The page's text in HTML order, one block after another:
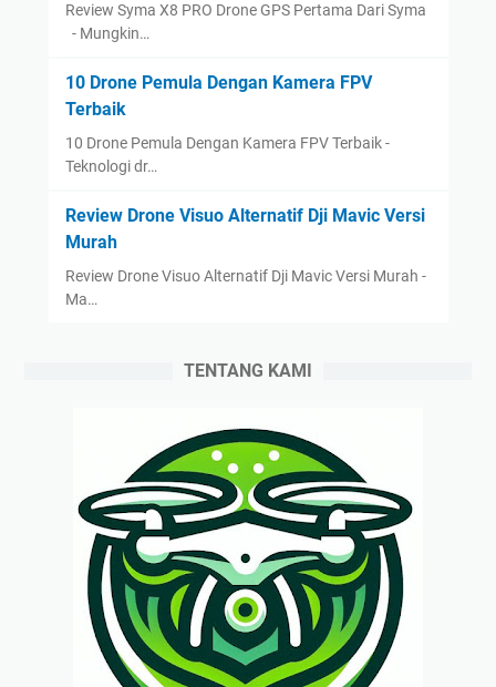
Review Syma X8 PRO Drone GPS Pertama Dari Syma
- Mungkin…
10 Drone Pemula Dengan Kamera FPV
Terbaik
10 Drone Pemula Dengan Kamera FPV Terbaik -
Teknologi dr…
Review Drone Visuo Alternatif Dji Mavic Versi
Murah
Review Drone Visuo Alternatif Dji Mavic Versi Murah -
Ma…
TENTANG KAMI